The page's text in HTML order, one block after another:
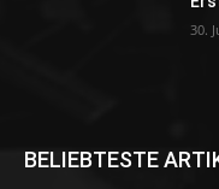
30.
BELIEBTESTE